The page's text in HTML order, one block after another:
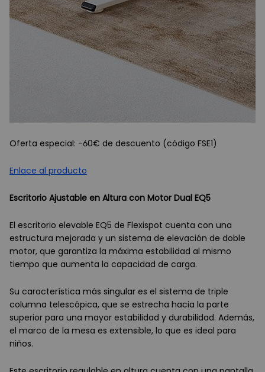
Oferta especial: -60€ de descuento (código FSE1)
Enlace al producto
Escritorio Ajustable en Altura con Motor Dual EQ5
El escritorio elevable EQ5 de Flexispot cuenta con una
estructura mejorada y un sistema de elevación de doble
motor, que garantiza la máxima estabilidad al mismo
tiempo que aumenta la capacidad de carga.
Su característica más singular es el sistema de triple
columna telescópica, que se estrecha hacia la parte
superior para una mayor estabilidad y durabilidad. Además,
el marco de la mesa es extensible, lo que es ideal para
niños.